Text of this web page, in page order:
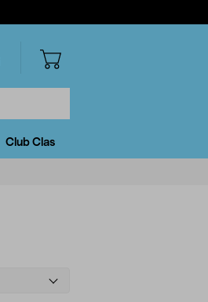
Club Clas